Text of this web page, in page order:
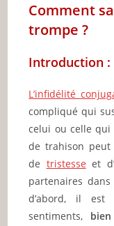
Comment
trompe ?
Introduction :
L’infidélité
compliqué qui
celui ou celle qui
de trahison peut
de tristesse et
partenaires
d’abord, il est
sentiments,